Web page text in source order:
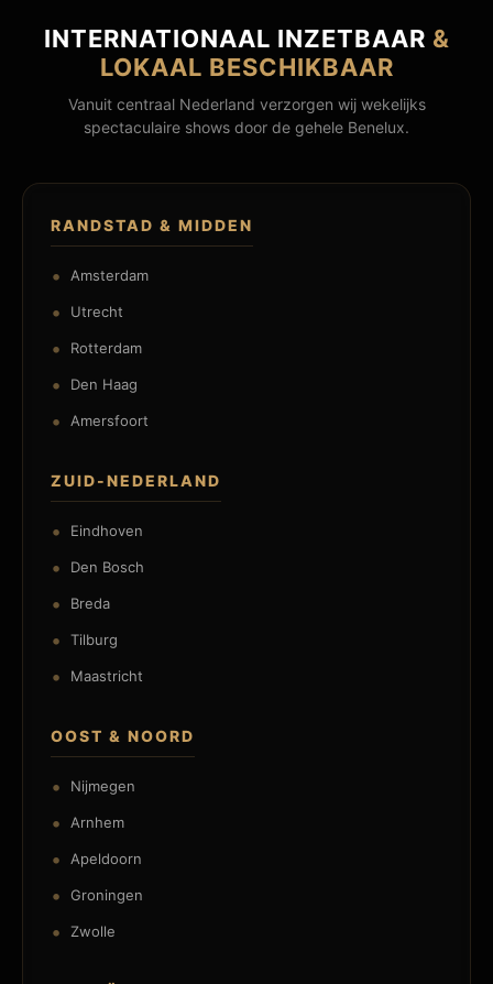
INTERNATIONAAL INZETBAAR &
LOKAAL BESCHIKBAAR
Vanuit centraal Nederland verzorgen wij wekelijks
spectaculaire shows door de gehele Benelux.
RANDSTAD & MIDDEN
Amsterdam
Utrecht
Rotterdam
Den Haag
Amersfoort
ZUID-NEDERLAND
Eindhoven
Den Bosch
Breda
Tilburg
Maastricht
OOST & NOORD
Nijmegen
Arnhem
Apeldoorn
Groningen
Zwolle